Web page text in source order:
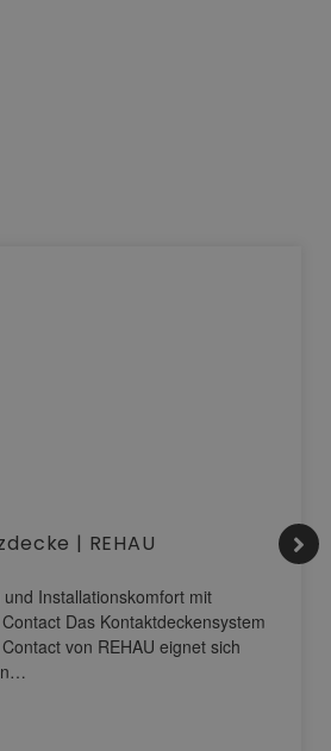
| REHAU
Installationskomfort mit
Das Kontaktdeckensystem
von REHAU eignet sich